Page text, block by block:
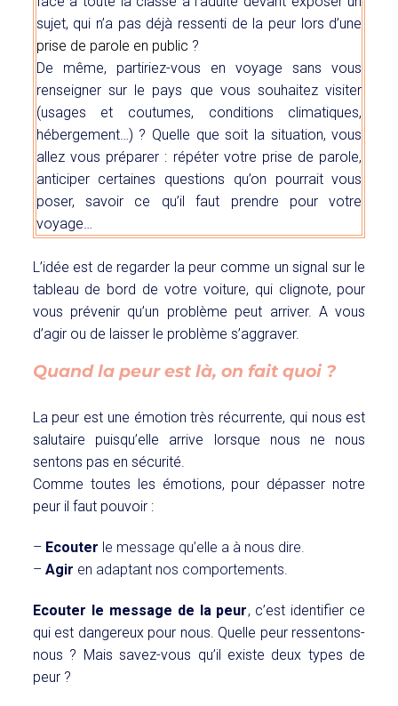
sujet, qui n’a pas déjà ressenti de la peur lors d’une
prise de parole en public ?
De même, partiriez-vous en voyage sans vous
renseigner sur le pays que vous souhaitez visiter
(usages et coutumes, conditions climatiques,
hébergement…) ? Quelle que soit la situation, vous
allez vous préparer : répéter votre prise de parole,
anticiper certaines questions qu’on pourrait vous
poser, savoir ce qu’il faut prendre pour votre
voyage…
L’idée est de regarder la peur comme un signal sur le
tableau de bord de votre voiture, qui clignote, pour
vous prévenir qu’un problème peut arriver. A vous
d’agir ou de laisser le problème s’aggraver.
Quand la peur est là, on fait quoi ?
La peur est une émotion très récurrente, qui nous est
salutaire puisqu’elle arrive lorsque nous ne nous
sentons pas en sécurité.
Comme toutes les émotions, pour dépasser notre
peur il faut pouvoir :
– Ecouter le message qu’elle a à nous dire.
– Agir en adaptant nos comportements.
Ecouter le message de la peur, c’est identifier ce
qui est dangereux pour nous. Quelle peur ressentons-
nous ? Mais savez-vous qu’il existe deux types de
peur ?